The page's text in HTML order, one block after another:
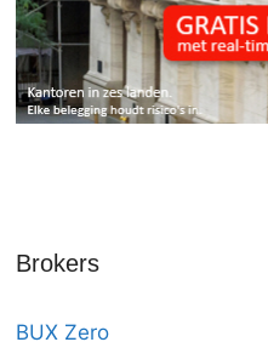
Brokers
BUX Zero